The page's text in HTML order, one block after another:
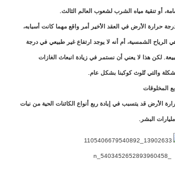
أو تنقية مياه الشرب لشعوب العالم الثالث.
حرارة الأرض في العقد الأخير أمر واقع مهما كانت أسبابه،
الرياح الشمسية، أم أنه لا يوجد ارتفاع غير طبيعي في درجة
لكن هذا لا يعني أن نستمر في زيادة انبعاث الغازات
والتي تُلوث كوكبنا بشكل عام.
المخلوقات
الأرض قد يتسبب في إبادة ربع أنواع الكائنات الحية من نبات
البشر.